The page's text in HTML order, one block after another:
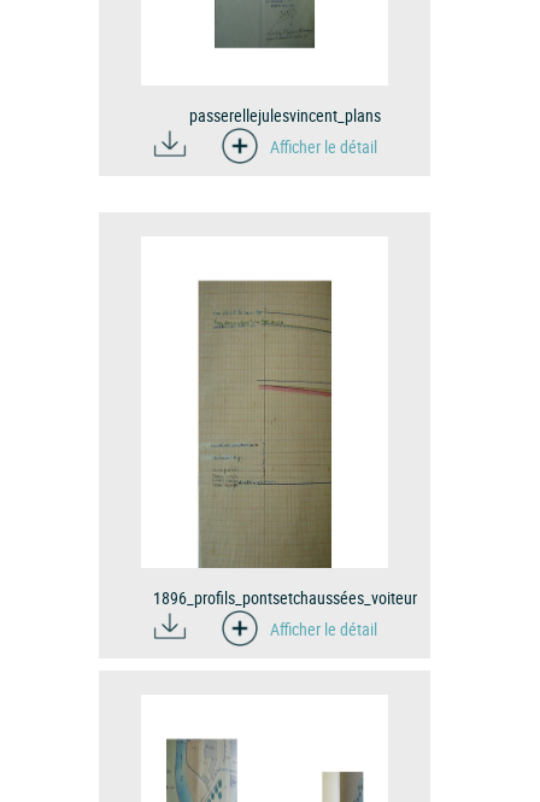
passerellejulesvincent_plans
Afficher le détail
1896_profils_pontsetchaussées_voiteur
Afficher le détail